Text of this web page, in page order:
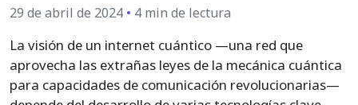
29 de abril de 2024 • 4 min de lectura
La visión de un internet cuántico —una red que
aprovecha las extrañas leyes de la mecánica cuántica
para capacidades de comunicación revolucionarias—